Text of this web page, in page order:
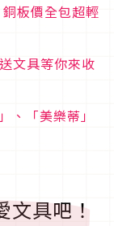
板價全包超輕
文具等你來收
「美樂蒂」
文具吧！